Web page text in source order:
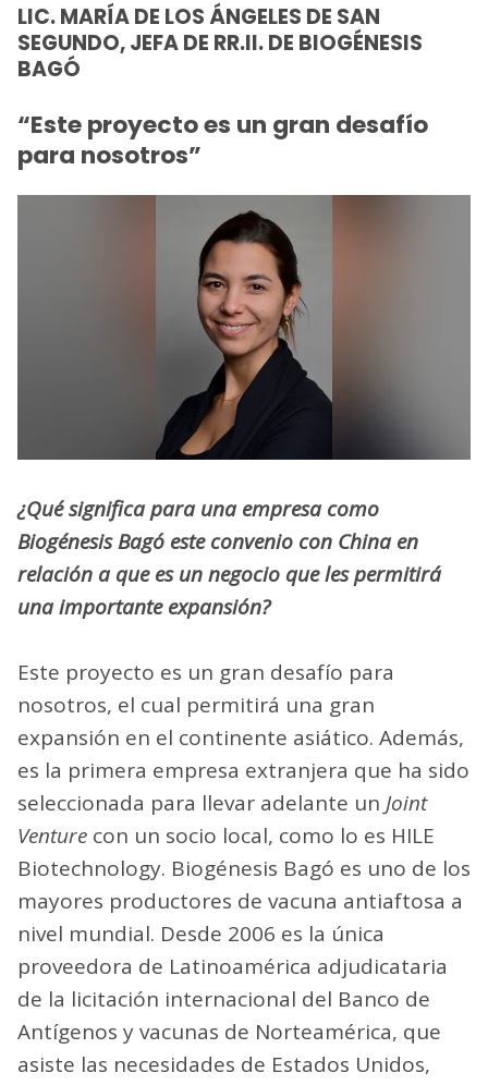
LIC. MARÍA DE LOS ÁNGELES DE SAN
SEGUNDO, JEFA DE RR.II. DE BIOGÉNESIS
BAGÓ
“Este proyecto es un gran desafío
para nosotros”
¿Qué significa para una empresa como
Biogénesis Bagó este convenio con China en
relación a que es un negocio que les permitirá
una importante expansión?
Este proyecto es un gran desafío para
nosotros, el cual permitirá una gran
expansión en el continente asiático. Además,
es la primera empresa extranjera que ha sido
seleccionada para llevar adelante un Joint
Venture con un socio local, como lo es HILE
Biotechnology. Biogénesis Bagó es uno de los
mayores productores de vacuna antiaftosa a
nivel mundial. Desde 2006 es la única
proveedora de Latinoamérica adjudicataria
de la licitación internacional del Banco de
Antígenos y vacunas de Norteamérica, que
asiste las necesidades de Estados Unidos,